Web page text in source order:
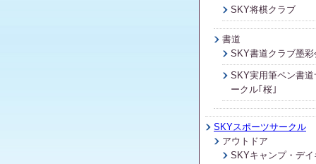
SKY将棋クラブ
書道
SKY書道クラブ墨彩
SKY実用筆ペン書道
ークル｢桜｣
SKYスポーツサークル
アウトドア
SKYキャンプ・デイ